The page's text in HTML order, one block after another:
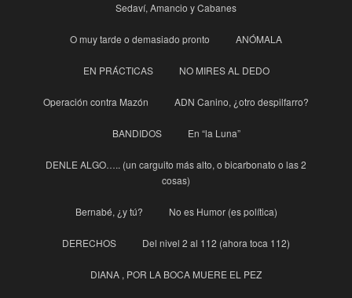
Sedaví, Amancio y Cabanes
O muy tarde o demasiado pronto ANÓMALA
EN PRÁCTICAS NO MIRES AL DEDO
Operación contra Mazón ADN Canino, ¿otro despilfarro?
BANDIDOS En “la Luna”
DENLE ALGO….. (un carguito más alto, o bicarbonato o las 2
cosas)
Bernabé, ¿y tú? No es Humor (es política)
DERECHOS Del nivel 2 al 112 (ahora toca 112)
DIANA , POR LA BOCA MUERE EL PEZ